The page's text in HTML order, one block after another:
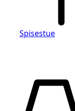
Spisestue